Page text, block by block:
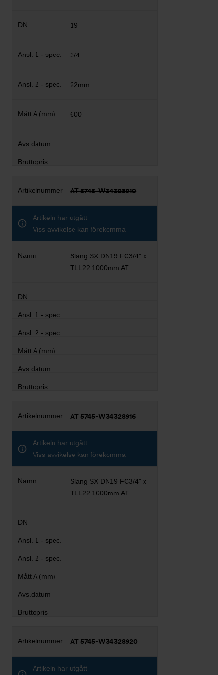
19
3/4
22mm
600
AT 5745-W34328910
Artikeln har utgått
Viss avvikelse kan förekomma
Slang SX DN19 FC3/4" x
TLL22 1000mm AT
AT 5745-W34328916
Artikeln har utgått
Viss avvikelse kan förekomma
Slang SX DN19 FC3/4" x
TLL22 1600mm AT
AT 5745-W34328920
Artikeln har utgått